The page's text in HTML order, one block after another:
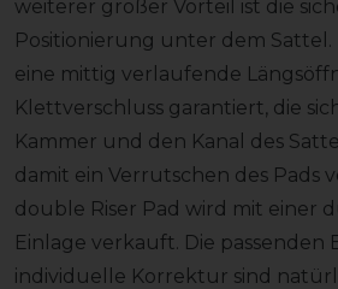
weiterer großer Vorteil ist die
Positionierung unter dem Sattel.
eine mittig verlaufende
Klettverschluss garantiert, die
Kammer und den Kanal des
damit ein Verrutschen des Pads
double Riser Pad wird mit einer
Einlage verkauft. Die passenden
individuelle Korrektur sind